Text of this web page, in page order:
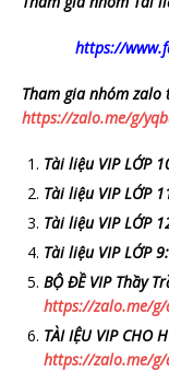
https://
Tham gia nhóm zalo
https://zalo.me/g/
Tài liệu VIP LỚP
Tài liệu VIP LỚP
Tài liệu VIP LỚP
Tài liệu VIP LỚP 9:
BỘ ĐỀ VIP Thầy
https://zalo.me/g/
TÀI IỆU VIP CHO
https://zalo.me/g/